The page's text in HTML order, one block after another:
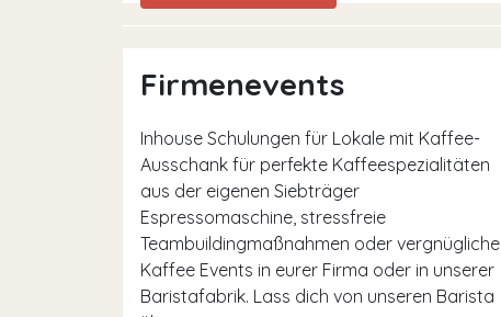
Firmenevents
Inhouse Schulungen für Lokale mit Kaffee-
Ausschank für perfekte Kaffeespezialitäten
aus der eigenen Siebträger
Espressomaschine, stressfreie
Teambuildingmaßnahmen oder vergnügliche
Kaffee Events in eurer Firma oder in unserer
Baristafabrik. Lass dich von unseren Barista